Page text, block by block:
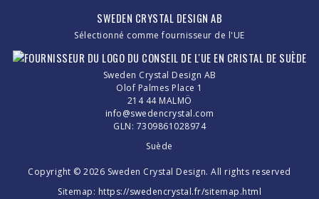
SWEDEN CRYSTAL DESIGN AB
Sélectionné comme fournisseur de l'UE
Sweden Crystal Design AB
Olof Palmes Place 1
214 44 MALMÖ
info@swedencrystal.com
GLN: 7309861028974
Suède
Copyright © 2026 Sweden Crystal Design. All rights reserved
Sitemap: https://swedencrystal.fr/sitemap.html